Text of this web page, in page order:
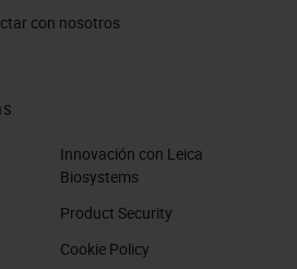
con nosotros
Innovación con Leica
Biosystems
Product Security
Cookie Policy